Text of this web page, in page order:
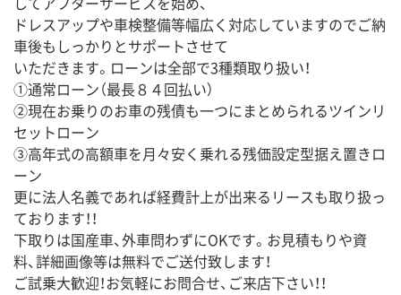
ドレスアップや車検整備等幅広く対応していますのでご納
車後もしっかりとサポートさせて
いただきます。ローンは全部で3種類取り扱い！
①通常ローン（最長８４回払い）
②現在お乗りのお車の残債も一つにまとめられるツインリ
セットローン
③高年式の高額車を月々安く乗れる残価設定型据え置きロ
ーン
更に法人名義であれば経費計上が出来るリースも取り扱っ
ております！！
下取りは国産車、外車問わずにOKです。お見積もりや資
料、詳細画像等は無料でご送付致します！
ご試乗大歓迎！お気軽にお問合せ、ご来店下さい！！